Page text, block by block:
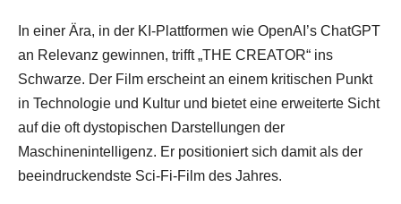
In einer Ära, in der KI-Plattformen wie OpenAI’s ChatGPT
an Relevanz gewinnen, trifft „THE CREATOR“ ins
Schwarze. Der Film erscheint an einem kritischen Punkt
in Technologie und Kultur und bietet eine erweiterte Sicht
auf die oft dystopischen Darstellungen der
Maschinenintelligenz. Er positioniert sich damit als der
beeindruckendste Sci-Fi-Film des Jahres.